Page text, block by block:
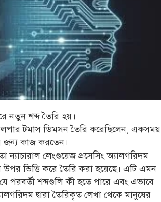
নতুন শব্দ তৈরি হয়।
টমাস ডিমসন তৈরি করেছিলেন, একসময়
জন্য কাজ করতেন।
ন্যাচারাল লেংগুয়েজ প্রসেসিং অ্যালগরিদম
উপর ভিত্তি করে তৈরি করা হয়েছে। এটি এমন
পরবর্তী শব্দগুলি কী হতে পারে এবং এভাবে
দ্বারা তৈরিকৃত লেখা থেকে মানুষের